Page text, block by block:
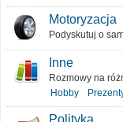
Motoryzacja
Podyskutuj o
Inne
Rozmowy na
Hobby
Polityka